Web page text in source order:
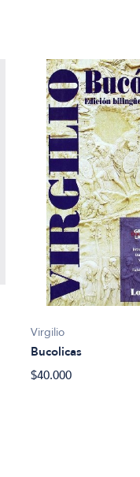
Virgilio
Bucolicas
$40.000